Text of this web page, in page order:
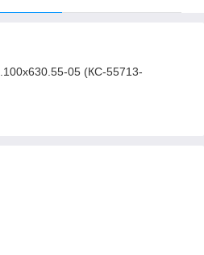
05 (КС-55713-